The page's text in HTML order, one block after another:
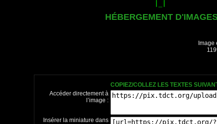
HÉBERGEMENT
COPIEZ/COLLEZ LES TEXTES
Accéder directement à
l’image :
Insérer la miniature dans